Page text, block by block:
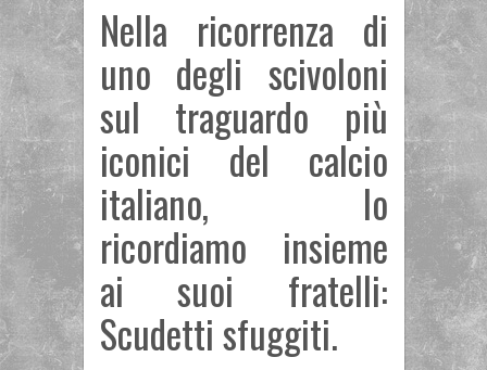
Nella ricorrenza di
uno degli scivoloni
sul traguardo più
iconici del calcio
italiano, lo
ricordiamo insieme
ai suoi fratelli:
Scudetti sfuggiti.